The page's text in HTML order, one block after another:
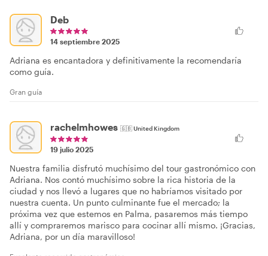
Deb
14 septiembre 2025
Adriana es encantadora y definitivamente la recomendaría
como guía.
Gran guía
rachelmhowes 🇬🇧United Kingdom
19 julio 2025
Nuestra familia disfrutó muchísimo del tour gastronómico con
Adriana. Nos contó muchísimo sobre la rica historia de la
ciudad y nos llevó a lugares que no habríamos visitado por
nuestra cuenta. Un punto culminante fue el mercado; la
próxima vez que estemos en Palma, pasaremos más tiempo
allí y compraremos marisco para cocinar allí mismo. ¡Gracias,
Adriana, por un día maravilloso!